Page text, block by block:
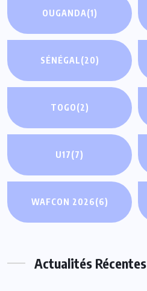
OUGANDA(1)
SÉNÉGAL(20)
TOGO(2)
U17(7)
WAFCON 2026(6)
Actualités Récentes